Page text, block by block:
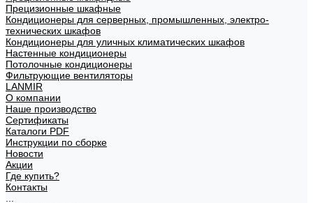
Прецизионные шкафные
Кондиционеры для серверных, промышленных, электро-
технических шкафов
Кондиционеры для уличных климатических шкафов
Настенные кондиционеры
Потолочные кондиционеры
Фильтрующие вентиляторы
LANMIR
О компании
Наше производство
Сертификаты
Каталоги PDF
Инструкции по сборке
Новости
Акции
Где купить?
Контакты